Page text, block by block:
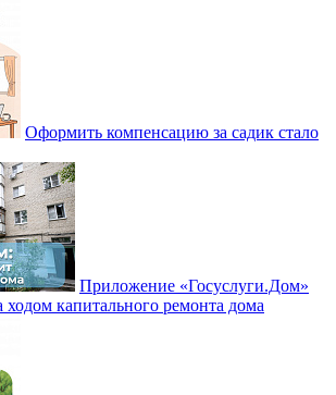
Оформить компенсацию за садик стало
Приложение «Госуслуги.Дом»
ходом капитального ремонта дома